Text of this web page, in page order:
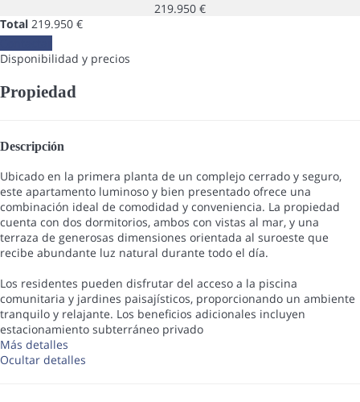
219.950 €
Total 219.950 €
Disponibilidad y precios
Propiedad
Descripción
Ubicado en la primera planta de un complejo cerrado y seguro,
este apartamento luminoso y bien presentado ofrece una
combinación ideal de comodidad y conveniencia. La propiedad
cuenta con dos dormitorios, ambos con vistas al mar, y una
terraza de generosas dimensiones orientada al suroeste que
recibe abundante luz natural durante todo el día.
Los residentes pueden disfrutar del acceso a la piscina
comunitaria y jardines paisajísticos, proporcionando un ambiente
tranquilo y relajante. Los beneficios adicionales incluyen
estacionamiento subterráneo privado
Más detalles
Ocultar detalles